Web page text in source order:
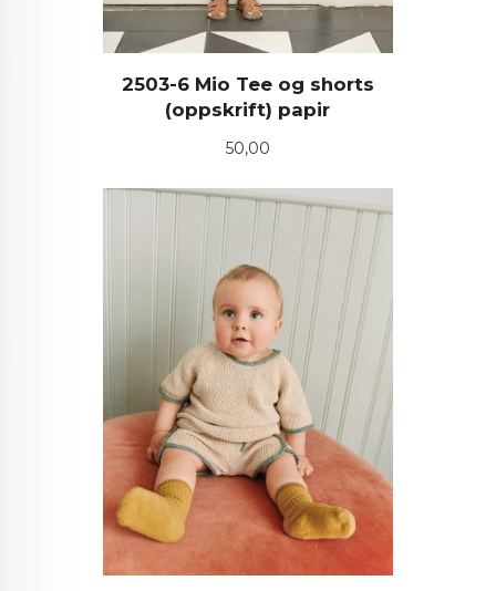
2503-6 Mio Tee og shorts
(oppskrift) papir
Pris
50,00